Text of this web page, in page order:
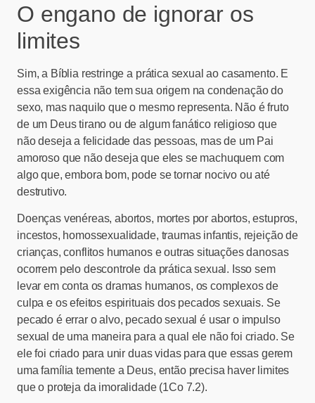
O engano de ignorar os
limites
Sim, a Bíblia restringe a prática sexual ao casamento. E
essa exigência não tem sua origem na condenação do
sexo, mas naquilo que o mesmo representa. Não é fruto
de um Deus tirano ou de algum fanático religioso que
não deseja a felicidade das pessoas, mas de um Pai
amoroso que não deseja que eles se machuquem com
algo que, embora bom, pode se tornar nocivo ou até
destrutivo.
Doenças venéreas, abortos, mortes por abortos, estupros,
incestos, homossexualidade, traumas infantis, rejeição de
crianças, conflitos humanos e outras situações danosas
ocorrem pelo descontrole da prática sexual. Isso sem
levar em conta os dramas humanos, os complexos de
culpa e os efeitos espirituais dos pecados sexuais. Se
pecado é errar o alvo, pecado sexual é usar o impulso
sexual de uma maneira para a qual ele não foi criado. Se
ele foi criado para unir duas vidas para que essas gerem
uma família temente a Deus, então precisa haver limites
que o proteja da imoralidade (1Co 7.2).